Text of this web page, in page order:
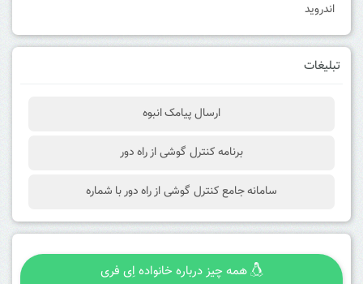
اندروید
تبلیغات
ارسال پیامک انبوه
برنامه کنترل گوشی از راه دور
سامانه جامع کنترل گوشی از راه دور با شماره
همه چیز درباره خانواده اِی فری